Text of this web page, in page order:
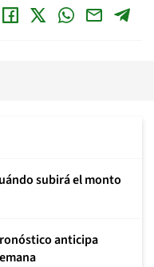
subirá el monto
anticipa